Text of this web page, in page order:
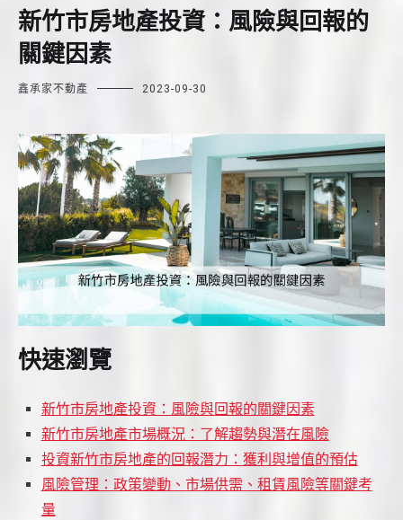
新竹市房地產投資：風險與回報的
關鍵因素
鑫承家不動產 2023-09-30
快速瀏覽
新竹市房地產投資：風險與回報的關鍵因素
新竹市房地產市場概況：了解趨勢與潛在風險
投資新竹市房地產的回報潛力：獲利與增值的預估
風險管理：政策變動、市場供需、租賃風險等關鍵考
量